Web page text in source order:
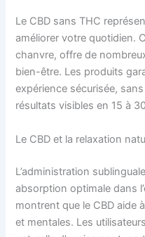
Le CBD sans THC
améliorer votre quotidien.
chanvre, offre de
bien-être. Les produits
expérience sécurisée,
résultats visibles en 15 à
Le CBD et la relaxation
L’administration
absorption optimale dans
montrent que le CBD aide
et mentales. Les